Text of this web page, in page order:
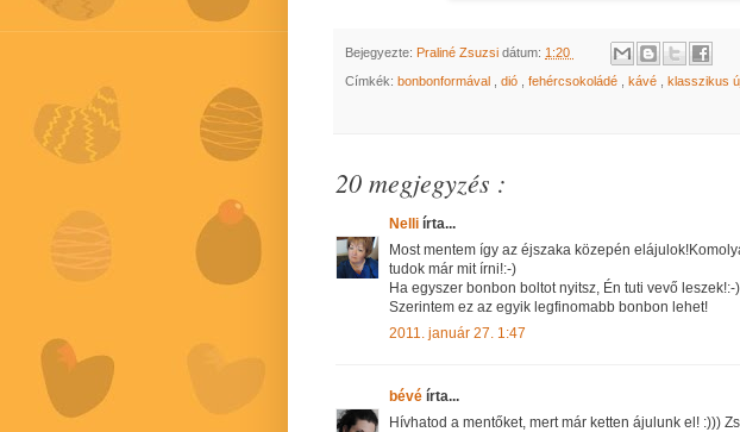
Bejegyezte: Praliné Zsuzsi dátum: 1:20
Címkék: bonbonformával dió fehércsokoládé kávé klasszikus
20 megjegyzés :
Nelli írta...
Most mentem így az éjszaka közepén
tudok már mit írni!:-)
Ha egyszer bonbon boltot nyitsz, Én tuti vevő leszek!:-)
Szerintem ez az egyik legfinomabb bonbon lehet!
2011. január 27. 1:47
bévé írta...
Hívhatod a mentőket, mert már ketten ájulunk el! :)))